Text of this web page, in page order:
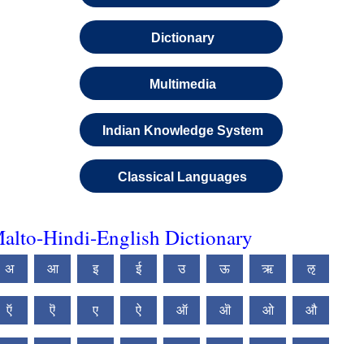
Dictionary
Multimedia
Indian Knowledge System
Classical Languages
Hindi-English Dictionary
अ आ इ ई उ ऊ ऋ ऌ
ऍ ऎ ए ऐ ऑ ऒ ओ औ